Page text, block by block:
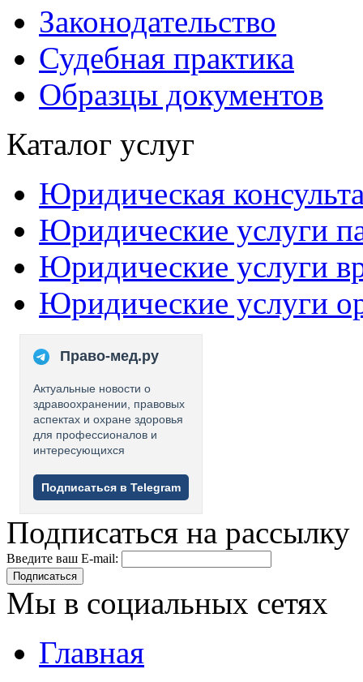
Законодательство
Судебная практика
Образцы документов
Каталог услуг
Юридическая
Юридические услуги
Юридические услуги
Юридические услуги
Право-мед.ру
Актуальные новости о
здравоохранении, правовых
аспектах и охране здоровья
для профессионалов и
интересующихся
Подписаться в Telegram
Подписаться на рассылку
Введите ваш E-mail:
Подписаться
Мы в социальных сетях
Главная